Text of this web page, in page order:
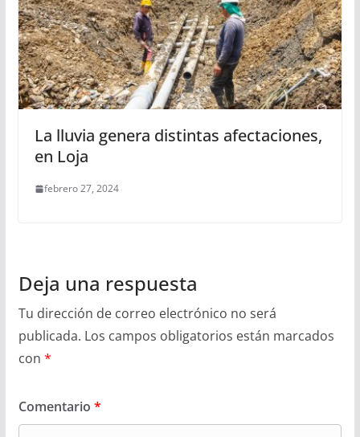
La lluvia genera distintas afectaciones,
en Loja
febrero 27, 2024
Deja una respuesta
Tu dirección de correo electrónico no será
publicada. Los campos obligatorios están marcados
con *
Comentario *